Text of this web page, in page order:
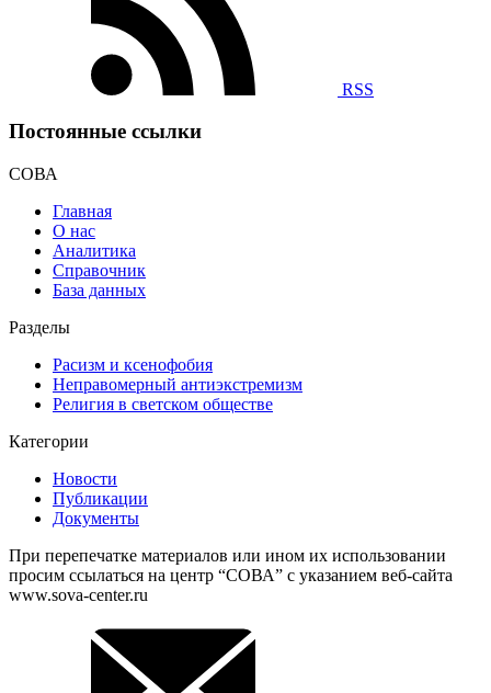
RSS
Постоянные ссылки
СОВА
Главная
О нас
Аналитика
Справочник
База данных
Разделы
Расизм и ксенофобия
Неправомерный антиэкстремизм
Религия в светском обществе
Категории
Новости
Публикации
Документы
При перепечатке материалов или ином их использовании
просим ссылаться на центр “СОВА” с указанием веб-сайта
www.sova-center.ru